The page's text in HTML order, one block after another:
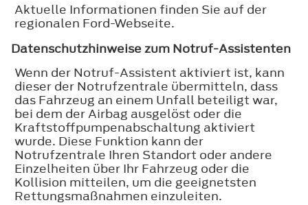
Aktuelle Informationen finden Sie auf der
regionalen Ford-Webseite.
Datenschutzhinweise zum Notruf-Assistenten
Wenn der Notruf-Assistent aktiviert ist, kann
dieser der Notrufzentrale übermitteln, dass
das Fahrzeug an einem Unfall beteiligt war,
bei dem der Airbag ausgelöst oder die
Kraftstoffpumpenabschaltung aktiviert
wurde. Diese Funktion kann der
Notrufzentrale Ihren Standort oder andere
Einzelheiten über Ihr Fahrzeug oder die
Kollision mitteilen, um die geeignetsten
Rettungsmaßnahmen einzuleiten.